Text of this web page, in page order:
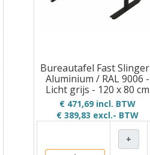
Bureautafel Fast
Aluminium / RAL 9006 -
Licht grijs - 120 x 80 cm
€ 471,69 incl. BTW
€ 389,83 excl.- BTW
+